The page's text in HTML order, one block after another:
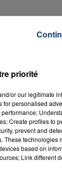
priorité
or our legitimate
personalised
Create profiles to
prevent and
These technologies
based on
Link different